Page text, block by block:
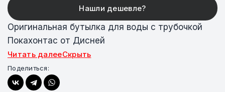
Оригинальная бутылка для воды с трубочкой
Покахонтас от Дисней
Читать далееСкрыть
Поделиться: